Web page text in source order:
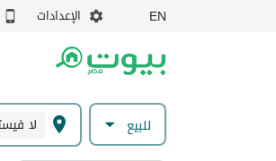
EN الإعدادات
للبيع لا